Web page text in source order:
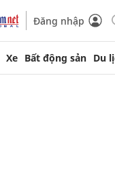
Đăng nhập
Xe Bất động sản Du